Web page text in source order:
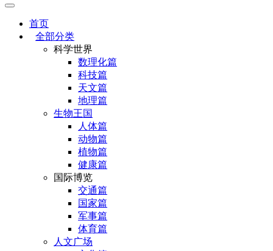
首页
全部分类
科学世界
数理化篇
科技篇
天文篇
地理篇
生物王国
人体篇
动物篇
植物篇
健康篇
国际博览
交通篇
国家篇
军事篇
体育篇
人文广场